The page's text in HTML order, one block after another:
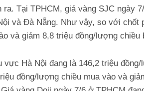
Tại TPHCM, giá vàng SJC ngày
và Đà Nẵng. Như vậy, so với chốt
và giảm 8,8 triệu đồng/lượng chiều
vực Hà Nội đang là 146,2 triệu
đồng/lượng chiều mua vào và